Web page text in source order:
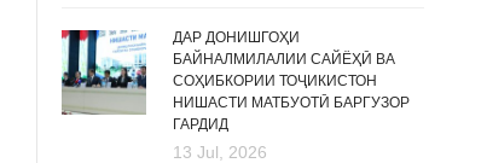
ДАР ДОНИШГОҲИ
БАЙНАЛМИЛАЛИИ САЙЁҲӢ ВА
СОҲИБКОРИИ ТОҶИКИСТОН
НИШАСТИ МАТБУОТӢ БАРГУЗОР
ГАРДИД
13 Jul, 2026